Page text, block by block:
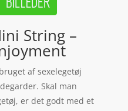
String –
af sexelegetøj
Skal man
er det godt med et